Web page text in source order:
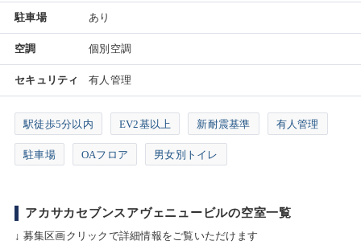
駐車場 あり
空調 個別空調
セキュリティ 有人管理
駅徒歩5分以内 EV2基以上 新耐震基準 有人管理
駐車場 OAフロア 男女別トイレ
アカサカセブンスアヴェニュービルの空室一覧
↓ 募集区画クリックで詳細情報をご覧いただけます